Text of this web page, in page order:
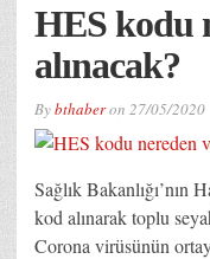
HES kodu
alınacak?
Bybthaberon 27/05/2020
Sağlık Bakanlığı’nın
kod alınarak toplu
Corona virüsünün